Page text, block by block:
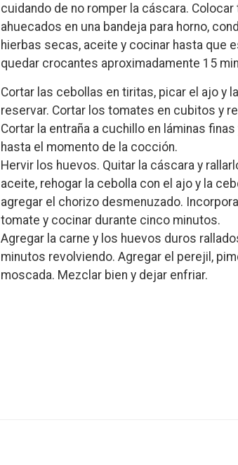
cuidando de no romper la cáscara.
ahuecados en una bandeja para horno,
hierbas secas, aceite y cocinar hasta que
quedar crocantes aproximadamente 15
Cortar las cebollas en tiritas, picar el ajo y
reservar. Cortar los tomates en cubitos y
Cortar la entraña a cuchillo en láminas
hasta el momento de la cocción.
Hervir los huevos. Quitar la cáscara y
aceite, rehogar la cebolla con el ajo y la
agregar el chorizo desmenuzado.
tomate y cocinar durante cinco minutos.
Agregar la carne y los huevos duros
minutos revolviendo. Agregar el perejil,
moscada. Mezclar bien y dejar enfriar.